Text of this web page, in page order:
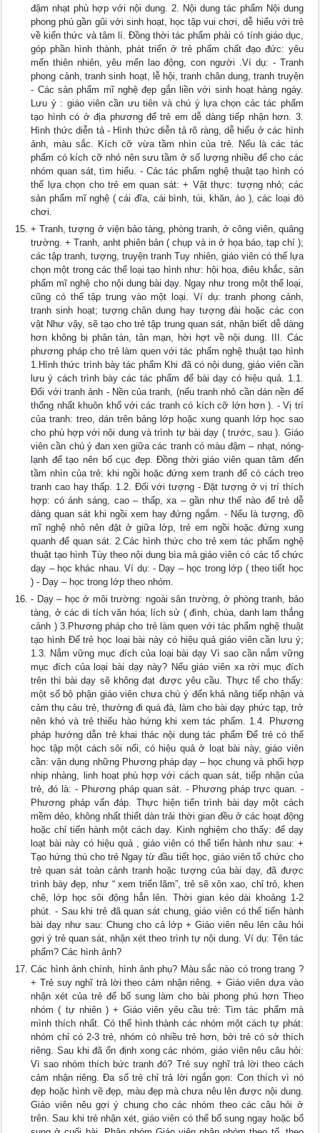
đậm nhạt phù hợp với nội dung. 2. Nội dung tác phẩm Nội dung
phong phú gần gũi với sinh hoạt, học tập vui chơi, dễ hiểu với trẻ
về kiến thức và tâm lí. Đồng thời tác phẩm phải có tính giáo dục,
góp phần hình thành, phát triển ở trẻ phẩm chất đạo đức: yêu
mến thiên nhiên, yêu mến lao động, con người .Ví dụ: - Tranh
phong cảnh, tranh sinh hoạt, lễ hội, tranh chân dung, tranh truyện
- Các sản phẩm mĩ nghệ đẹp gắn liền với sinh hoạt hàng ngày.
Lưu ý : giáo viên cần ưu tiên và chú ý lựa chọn các tác phẩm
tạo hình có ở địa phương để trẻ em dễ dàng tiếp nhận hơn. 3.
Hình thức diễn tả - Hình thức diễn tả rõ ràng, dễ hiểu ở các hình
ảnh, màu sắc. Kích cỡ vừa tầm nhìn của trẻ. Nếu là các tác
phẩm có kích cỡ nhỏ nên sưu tầm ở số lượng nhiều để cho các
nhóm quan sát, tìm hiểu. - Các tác phẩm nghệ thuật tạo hình có
thể lựa chọn cho trẻ em quan sát: + Vật thực: tượng nhỏ; các
sản phẩm mĩ nghệ ( cái đĩa, cái bình, túi, khăn, áo ), các loại đò
chơi.
+ Tranh, tượng ở viện bảo tàng, phòng tranh, ở công viên, quảng
trường. + Tranh, anht phiên bản ( chụp và in ở họa báo, tạp chí );
các tập tranh, tượng, truyện tranh Tuy nhiên, giáo viên có thể lựa
chọn một trong các thể loại tạo hình như: hội họa, điêu khắc, sản
phẩm mĩ nghệ cho nội dung bài dạy. Ngay như trong một thể loại,
cũng có thể tập trung vào một loại. Ví dụ: tranh phong cảnh,
tranh sinh hoạt; tượng chân dung hay tượng đài hoặc các con
vật Như vậy, sẽ tạo cho trẻ tập trung quan sát, nhận biết dễ dàng
hơn không bị phân tán, tản mạn, hời hợt về nội dung. III. Các
phương pháp cho trẻ làm quen với tác phẩm nghệ thuật tạo hình
1.Hình thức trình bày tác phẩm Khi đã có nội dung, giáo viên cần
lưu ý cách trình bày các tác phẩm để bài dạy có hiệu quả. 1.1.
Đối với tranh ảnh - Nền của tranh, (nếu tranh nhỏ cần dán nền để
thống nhất khuôn khổ với các tranh có kích cỡ lớn hơn ). - Vị trí
của tranh: treo, dán trên bảng lớp hoặc xung quanh lớp học sao
cho phù hợp với nội dung và trình tự bài dạy ( trước, sau ). Giáo
viên cần chú ý đan xen giữa các tranh có màu đậm – nhạt, nóng-
lạnh để tạo nên bố cục đẹp. Đồng thời giáo viên quan tâm đến
tầm nhìn của trẻ: khi ngồi hoặc đứng xem tranh để có cách treo
tranh cao hay thấp. 1.2. Đối với tượng - Đặt tượng ở vị trí thích
hợp: có ánh sáng, cao – thấp, xa – gần như thế nào để trẻ dễ
dàng quan sát khi ngồi xem hay đứng ngắm. - Nếu là tượng, đồ
mĩ nghệ nhỏ nên đặt ở giữa lớp, trẻ em ngồi hoặc đứng xung
quanh để quan sát. 2.Các hình thức cho trẻ xem tác phẩm nghệ
thuật tạo hình Tùy theo nội dung bìa mà giáo viên có các tổ chức
dạy – học khác nhau. Ví dụ: - Dạy – học trong lớp ( theo tiết học
) - Dạy – học trong lớp theo nhóm.
- Dạy – học ở môi trường: ngoài sân trường, ở phòng tranh, bảo
tàng, ở các di tích văn hóa; lích sử ( đình, chùa, danh lam thắng
cảnh ) 3.Phương pháp cho trẻ làm quen với tác phẩm nghệ thuật
tạo hình Để trẻ học loại bài này có hiệu quả giáo viên cần lưu ý;
1.3. Nắm vững mục đích của loại bài dạy Vì sao cần nắm vững
mục đích của loại bài dạy này? Nếu giáo viên xa rời mục đích
trên thì bài dạy sẽ không đạt được yêu cầu. Thực tế cho thấy:
một số bộ phận giáo viên chưa chú ý đến khả năng tiếp nhận và
cảm thụ cảu trẻ, thường đi quá đà, làm cho bài dạy phức tạp, trở
nên khó và trẻ thiếu hào hứng khi xem tác phẩm. 1.4. Phương
pháp hướng dẫn trẻ khai thác nội dung tác phẩm Để trẻ có thể
học tập một cách sôi nổi, có hiệu quả ở loạt bài này, giáo viên
cần: vận dụng những Phương pháp dạy – học chung và phối hợp
nhip nhàng, linh hoạt phù hợp với cách quan sát, tiếp nhận của
trẻ, đó là: - Phương pháp quan sát. - Phương pháp trực quan. -
Phương pháp vấn đáp. Thực hiện tiến trình bài dạy một cách
mềm dẻo, không nhất thiết dàn trải thời gian đều ở các hoạt động
hoặc chỉ tiến hành một cách dạy. Kinh nghiệm cho thấy: để dạy
loạt bài này có hiệu quả , giáo viên có thể tiến hành như sau: +
Tạo hứng thú cho trẻ Ngay từ đầu tiết học, giáo viên tổ chức cho
trẻ quan sát toàn cảnh tranh hoặc tượng của bài dạy, đã được
trình bày đẹp, như “ xem triển lãm”, trẻ sẽ xôn xao, chỉ trỏ, khen
chê, lớp học sôi động hẳn lên. Thời gian kéo dài khoảng 1-2
phút. - Sau khi trẻ đã quan sát chung, giáo viên có thể tiến hành
bài dạy như sau: Chung cho cả lớp + Giáo viên nêu lên câu hỏi
gợi ý trẻ quan sát, nhận xét theo trình tự nội dung. Ví dụ: Tên tác
phẩm? Các hình ảnh?
Các hình ảnh chính, hình ảnh phụ? Màu sắc nào có trong trang ?
+ Trẻ suy nghĩ trả lời theo cảm nhận riêng. + Giáo viên dựa vào
nhận xét của trẻ để bổ sung làm cho bài phong phú hơn Theo
nhóm ( tự nhiên ) + Giáo viên yêu cầu trẻ: Tìm tác phẩm mà
mình thích nhất. Có thể hình thành các nhóm một cách tự phát:
nhóm chỉ có 2-3 trẻ, nhóm có nhiều trẻ hơn, bởi trẻ có sở thích
riêng. Sau khi đã ổn định xong các nhóm, giáo viên nêu câu hỏi:
Vì sao nhóm thích bức tranh đó? Trẻ suy nghĩ trả lời theo cách
cảm nhận riêng. Đa số trẻ chỉ trả lời ngắn gọn: Con thích vì nó
đẹp hoặc hình vẽ đẹp, màu đẹp mà chưa nêu lên được nội dung.
Giáo viên nêu gợi ý chung cho các nhóm theo các câu hỏi ở
trên. Sau khi trẻ nhận xét, giáo viên có thể bổ sung ngay hoặc bổ